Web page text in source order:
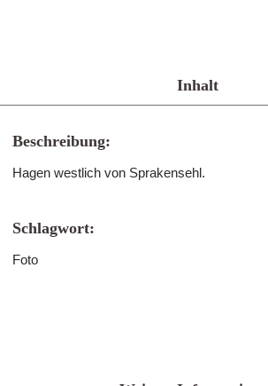
Inhalt
Beschreibung:
Hagen westlich von Sprakensehl.
Schlagwort:
Foto